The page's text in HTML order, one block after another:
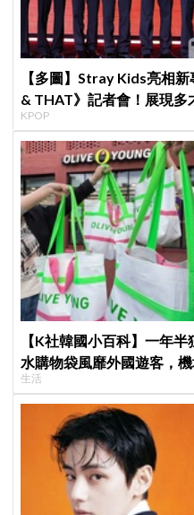
【多圖】Stray Kids亮相
& THAT》記者會！展現多
滿自信，預告「以熱治熱」
樂圈
KPOP
【K社韓國小百科】一年
水購物袋風靡外國遊客，
生活